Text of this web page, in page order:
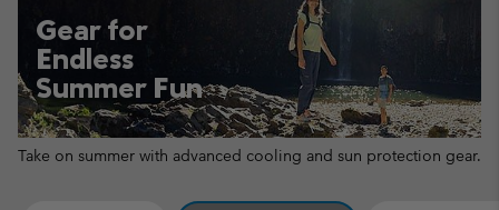
TO
SEARCH
Gear for
Endless
Summer Fun
Take on summer with advanced cooling and sun protection gear.